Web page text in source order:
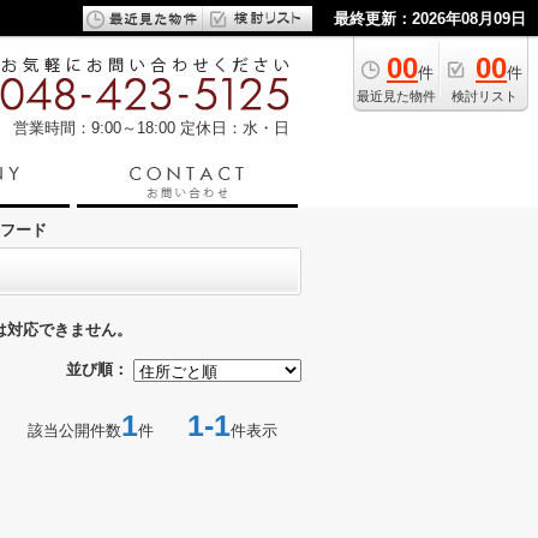
最終更新：2026年08月09日
00件
最近見た物件
00件
検討リスト
営業時間：9:00～18:00 定休日：水・日
ード
応できません。
並び順：
該当公開件数1件 1-1件表示